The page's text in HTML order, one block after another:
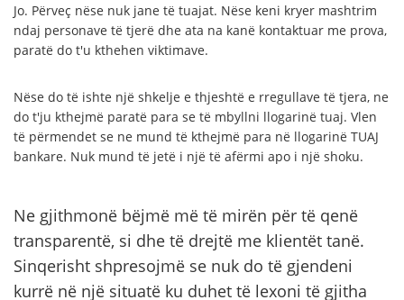
Jo. Përveç nëse nuk jane të tuajat. Nëse keni kryer mashtrim
ndaj personave të tjerë dhe ata na kanë kontaktuar me prova,
paratë do t'u kthehen viktimave.
Nëse do të ishte një shkelje e thjeshtë e rregullave të tjera, ne
do t'ju kthejmë paratë para se të mbyllni llogarinë tuaj. Vlen
të përmendet se ne mund të kthejmë para në llogarinë TUAJ
bankare. Nuk mund të jetë i një të afërmi apo i një shoku.
Ne gjithmonë bëjmë më të mirën për të qenë
transparentë, si dhe të drejtë me klientët tanë.
Sinqerisht shpresojmë se nuk do të gjendeni
kurrë në një situatë ku duhet të lexoni të gjitha